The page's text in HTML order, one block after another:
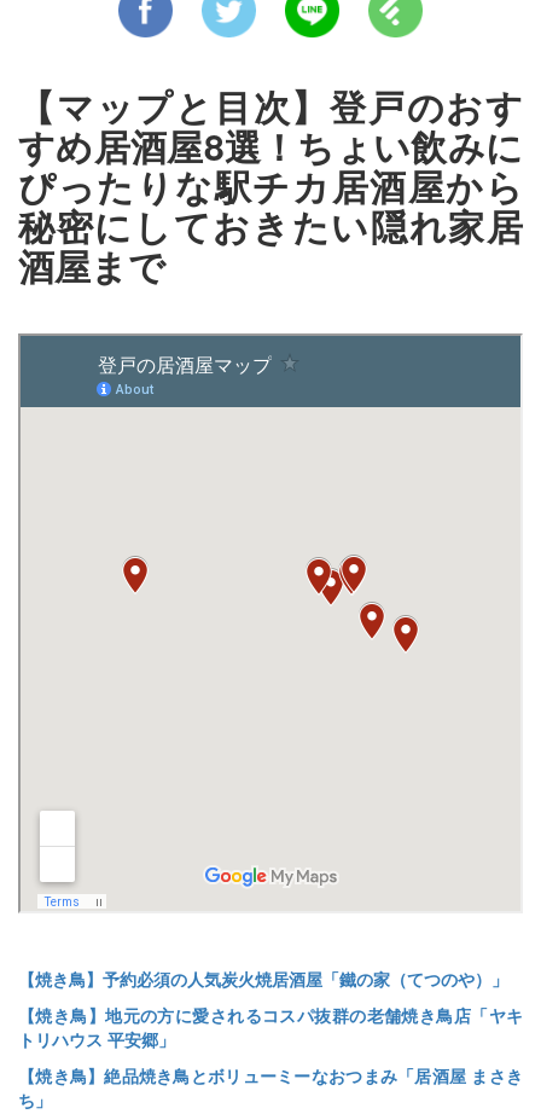
【マップと目次】登戸のおす
すめ居酒屋8選！ちょい飲みに
ぴったりな駅チカ居酒屋から
秘密にしておきたい隠れ家居
酒屋まで
【焼き鳥】予約必須の人気炭火焼居酒屋「鐵の家（てつのや）」
【焼き鳥】地元の方に愛されるコスパ抜群の老舗焼き鳥店「ヤキ
トリハウス 平安郷」
【焼き鳥】絶品焼き鳥とボリューミーなおつまみ「居酒屋 まさき
ち」